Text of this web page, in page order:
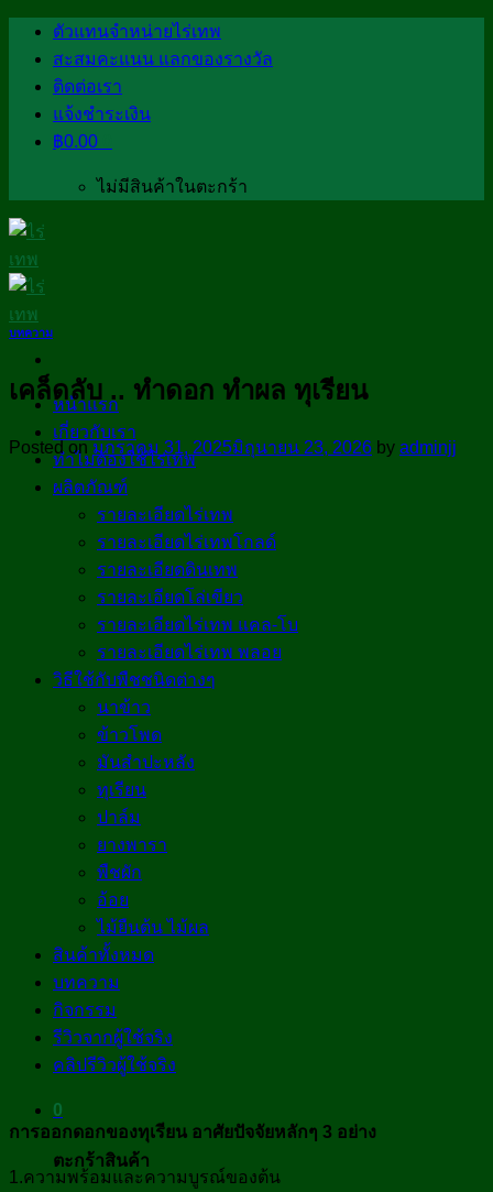
Skip
content
ตัวแทนจำหน่ายไร่เทพ
สะสมคะแนน แลกของรางวัล
ติดต่อเรา
แจ้งชำระเงิน
฿0.00
ไม่มีสินค้าในตะกร้า
หน้าแรก
เกี่ยวกับเรา
ทำไมต้องใช้ไร่เทพ
ผลิตภัณฑ์
รายละเอียดไร่เทพ
รายละเอียดไร่เทพโกลด์
รายละเอียดดินเทพ
รายละเอียดโล่เขียว
รายละเอียดไร่เทพ แคล-โบ
รายละเอียดไร่เทพ พลอย
วิธีใช้กับพืชชนิดต่างๆ
นาข้าว
ข้าวโพด
มันสำปะหลัง
ทุเรียน
ปาล์ม
ยางพารา
พืชผัก
อ้อย
ไม้ยืนต้น ไม้ผล
สินค้าทั้งหมด
บทความ
กิจกรรม
รีวิวจากผู้ใช้จริง
คลิปรีวิวผู้ใช้จริง
0
ตะกร้าสินค้า
บทความ
เคล็ดลับ .. ทำดอก ทำผล ทุเรียน
Posted on มกราคม 31, 2025มิถุนายน 23, 2026 by adminjj
การออกดอกของทุเรียน อาศัยปัจจัยหลักๆ 3 อย่าง
1.ความพร้อมและความบูรณ์ของต้น